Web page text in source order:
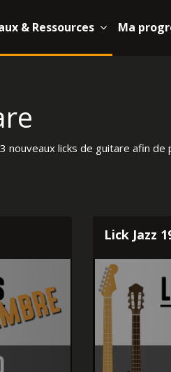
& Ressources Ma
nouveaux licks de guitare afin
Lick Jazz